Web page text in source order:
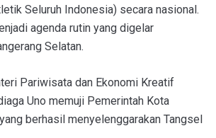
Seluruh Indonesia) secara nasional.
agenda rutin yang digelar
Selatan.
Pariwisata dan Ekonomi Kreatif
Uno memuji Pemerintah Kota
berhasil menyelenggarakan Tangsel